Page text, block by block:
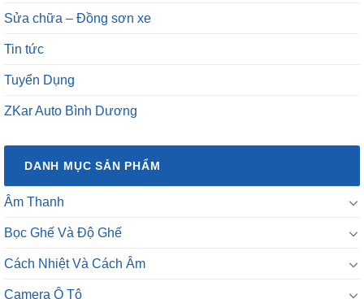
Sửa chữa – Đồng sơn xe
Tin tức
Tuyển Dụng
ZKar Auto Bình Dương
DANH MỤC SẢN PHẨM
Âm Thanh
Bọc Ghế Và Độ Ghế
Cách Nhiệt Và Cách Âm
Camera Ô Tô